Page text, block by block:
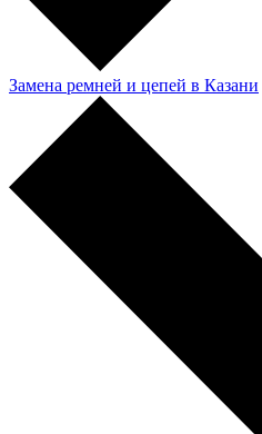
Замена ремней и цепей в Казани